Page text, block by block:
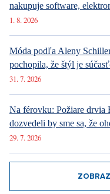
nakupuje software,
1. 8. 2026
Móda podľa Aleny
pochopila, že štýl je
31. 7. 2026
Na férovku: Požiare drvia
dozvedeli by sme sa, že
29. 7. 2026